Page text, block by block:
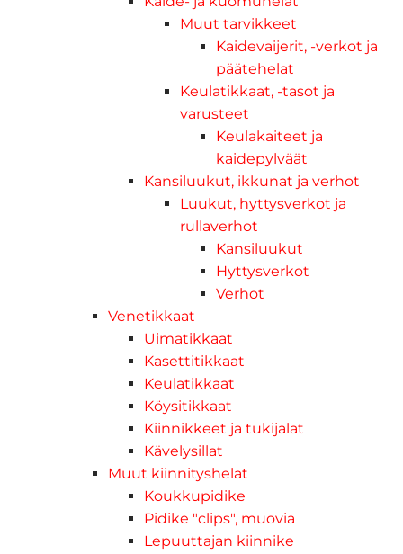
Muut tarvikkeet
Kaidevaijerit, -verkot ja
päätehelat
Keulatikkaat, -tasot ja
varusteet
Keulakaiteet ja
kaidepylväät
Kansiluukut, ikkunat ja verhot
Luukut, hyttysverkot ja
rullaverhot
Kansiluukut
Hyttysverkot
Verhot
Venetikkaat
Uimatikkaat
Kasettitikkaat
Keulatikkaat
Köysitikkaat
Kiinnikkeet ja tukijalat
Kävelysillat
Muut kiinnityshelat
Koukkupidike
Pidike "clips", muovia
Lepuuttajan kiinnike